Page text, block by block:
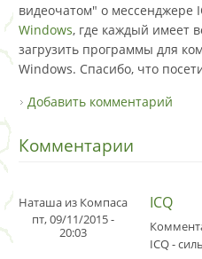
видеочатом" о мессенджере
Windows, где каждый имеет
загрузить программы для
Windows. Спасибо, что
Добавить комментарий
Комментарии
Наташа из Компаса
пт, 09/11/2015 -
20:03
ICQ
ICQ -